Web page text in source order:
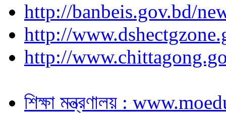
http://banbeis.gov.bd/
http://
http://
শিক্ষা মন্ত্রণালয় :